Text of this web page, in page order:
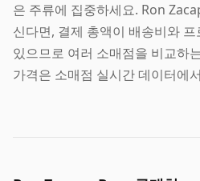
은 주류에 집중하세요. Ron
신다면, 결제 총액이 배송비와
있으므로 여러 소매점을 비교하
가격은 소매점 실시간 데이터에